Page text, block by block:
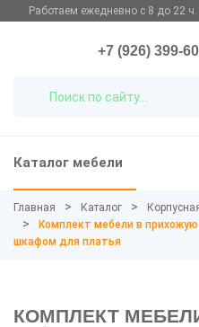
Работаем ежедневно с 8 до 22
+7 (926) 399-
Каталог мебели
Главная Каталог
Комплект мебели в
шкафом для платья
КОМПЛЕКТ